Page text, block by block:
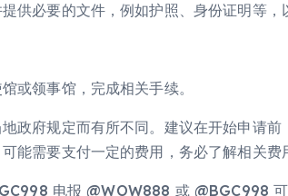
供必要的文件，例如护照、身份证明等，
或领事馆，完成相关手续。
政府规定而有所不同。建议在开始申请前
能需要支付一定的费用，务必了解相关费
电报 @WOW888 或 @BGC998